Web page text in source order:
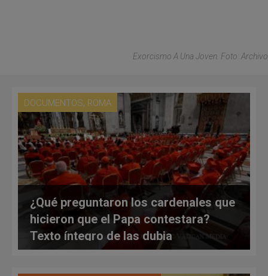
Exorcismo A Una Joven. Foto: Archivo
DOCUMENTOS, ROMA
¿Qué preguntaron los cardenales que
hicieron que el Papa contestara?
Texto íntegro de las dubia